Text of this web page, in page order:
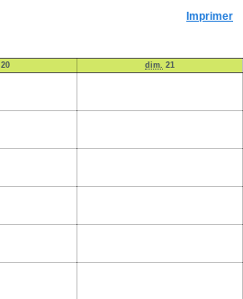
Imprimer
20 dim. 21